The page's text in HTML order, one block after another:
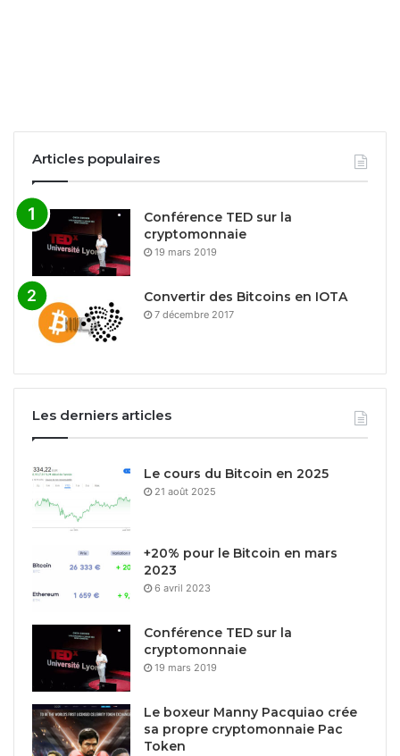
Articles populaires
Conférence TED sur la
cryptomonnaie
19 mars 2019
Convertir des Bitcoins en IOTA
7 décembre 2017
Les derniers articles
Le cours du Bitcoin en 2025
21 août 2025
+20% pour le Bitcoin en mars
2023
6 avril 2023
Conférence TED sur la
cryptomonnaie
19 mars 2019
Le boxeur Manny Pacquiao crée
sa propre cryptomonnaie Pac
Token